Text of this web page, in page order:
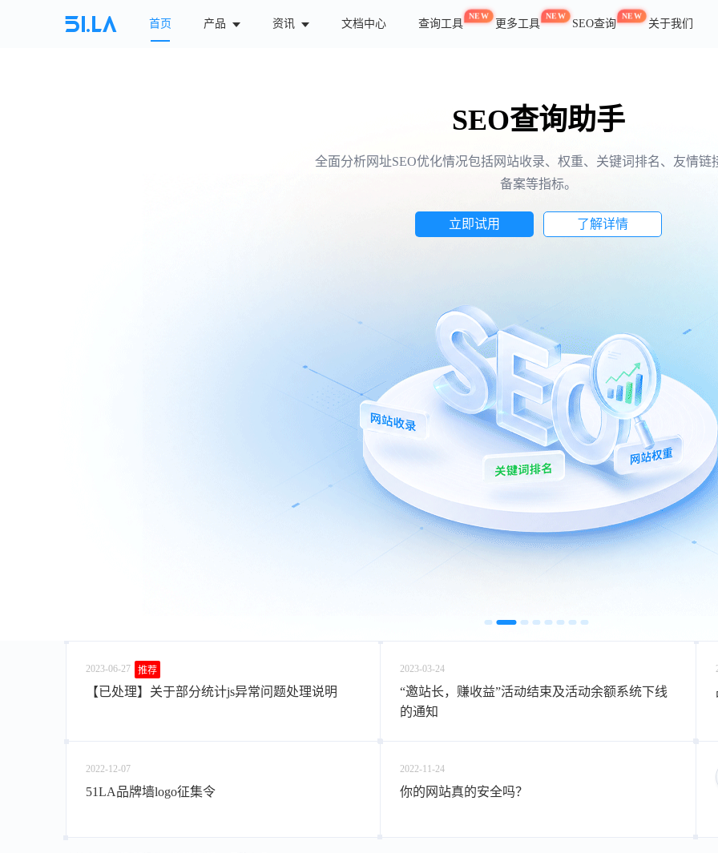
首页 产品 资讯 文档中心 查询工具
NEW
更多工具
NEW
SEO查询
NEW
关于我们
SEO查询助手
全面分析网址SEO优化情况包括网站收录、权重、关键词排名、友情链
备案等指标。
立即试用 了解详情
2023-06-27 推荐
【已处理】关于部分统计js异常问题处理说明
2023-03-24
“邀站长，赚收益”活动结束及活动余额系统下线
的通知
2022-12-07
51LA品牌墙logo征集令
2022-11-24
你的网站真的安全吗？